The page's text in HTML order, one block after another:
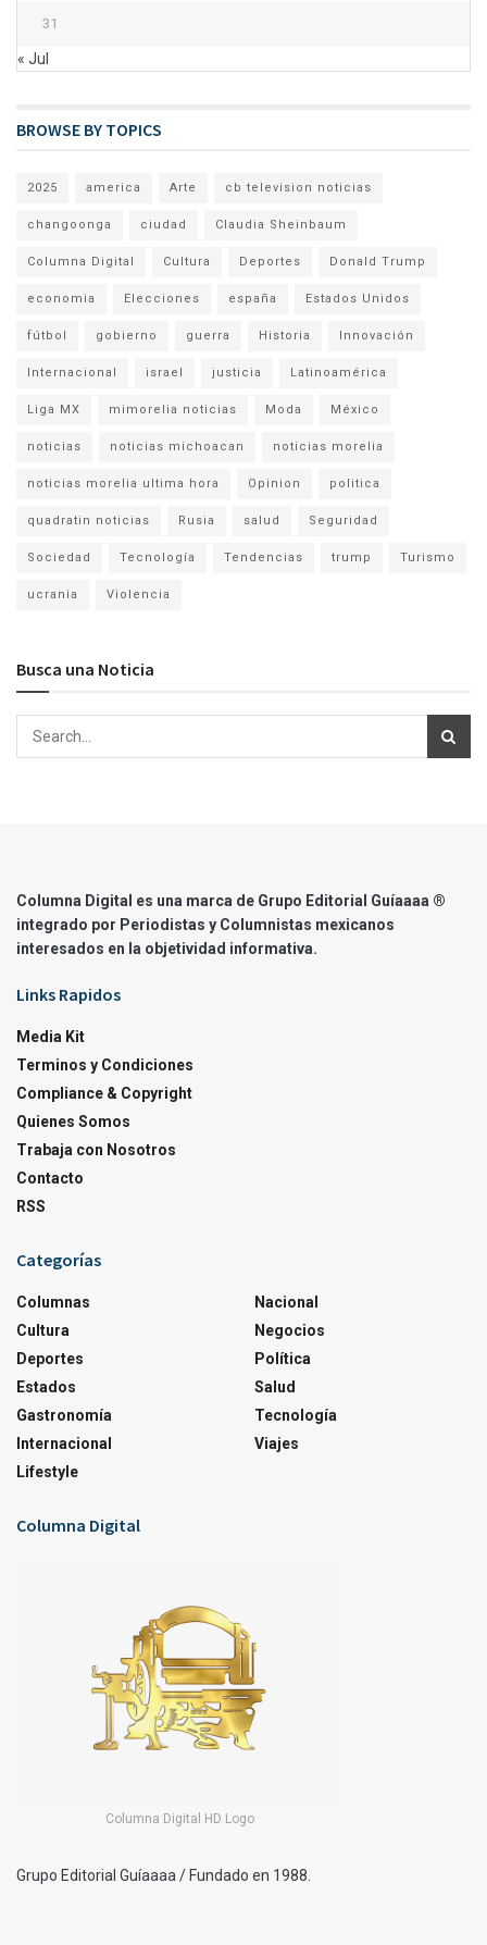
31
« Jul
BROWSE BY TOPICS
2025 america Arte cb television noticias
changoonga ciudad Claudia Sheinbaum
Columna Digital Cultura Deportes Donald Trump
economia Elecciones españa Estados Unidos
fútbol gobierno guerra Historia Innovación
Internacional israel justicia Latinoamérica
Liga MX mimorelia noticias Moda México
noticias noticias michoacan noticias morelia
noticias morelia ultima hora Opinion politica
quadratin noticias Rusia salud Seguridad
Sociedad Tecnología Tendencias trump Turismo
ucrania Violencia
Busca una Noticia
Columna Digital es una marca de Grupo Editorial Guíaaaa ®
integrado por Periodistas y Columnistas mexicanos
interesados en la objetividad informativa.
Links Rapidos
Media Kit
Terminos y Condiciones
Compliance & Copyright
Quienes Somos
Trabaja con Nosotros
Contacto
RSS
Categorías
Columnas
Cultura
Deportes
Estados
Gastronomía
Internacional
Lifestyle
Nacional
Negocios
Política
Salud
Tecnología
Viajes
Columna Digital
Columna Digital HD Logo
Grupo Editorial Guíaaaa / Fundado en 1988.